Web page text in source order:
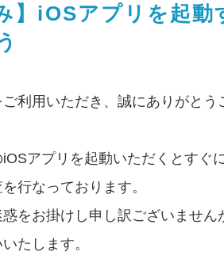
】iOSアプリを起
利用いただき、誠にありがとう
アプリを起動いただくとすぐ
行なっております。
をお掛けし申し訳ございませ
たします。